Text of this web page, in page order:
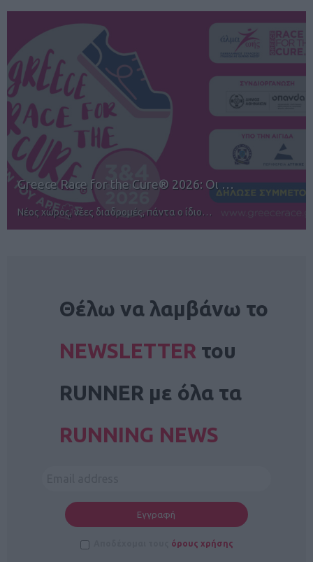
12ος TUI Rhodes Marathon: Άνοιγμα ε…
Αγώνες για όλους στην Ρόδο
Θέλω να λαμβάνω το
NEWSLETTER του
RUNNER με όλα τα
RUNNING NEWS
όρους χρήσης